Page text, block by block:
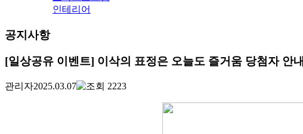
인테리어
공지사항
[일상공유 이벤트] 이삭의 표정은 오늘도 즐거움 당첨자 안내
관리자2025.03.07 2223